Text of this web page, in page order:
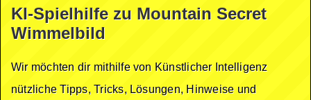
KI-Spielhilfe zu Mountain Secret
Wimmelbild
Wir möchten dir mithilfe von Künstlicher Intelligenz
nützliche Tipps, Tricks, Lösungen, Hinweise und